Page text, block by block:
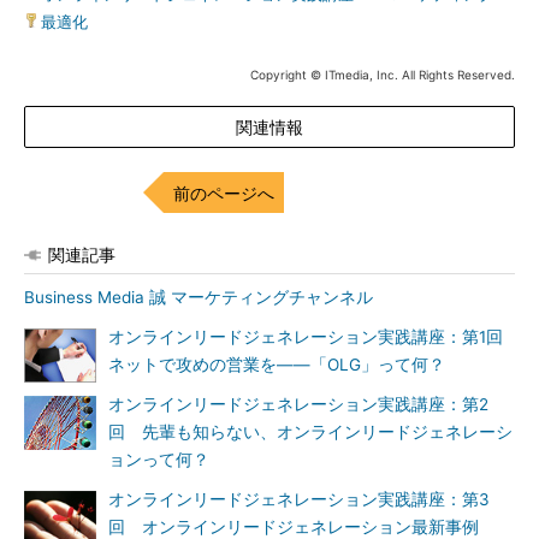
最適化
Copyright © ITmedia, Inc. All Rights Reserved.
関連情報
前のページへ
関連記事
Business Media 誠 マーケティングチャンネル
オンラインリードジェネレーション実践講座：第1回
ネットで攻めの営業を――「OLG」って何？
オンラインリードジェネレーション実践講座：第2
回 先輩も知らない、オンラインリードジェネレーシ
ョンって何？
オンラインリードジェネレーション実践講座：第3
回 オンラインリードジェネレーション最新事例